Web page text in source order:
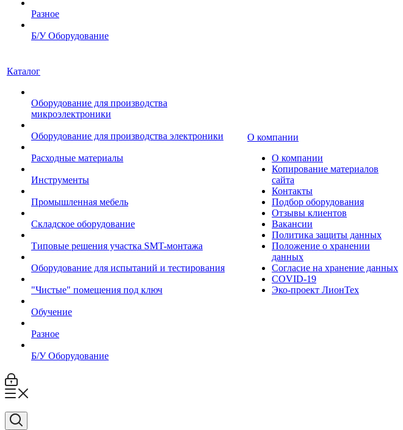
Разное
Б/У Оборудование
Каталог
Оборудование для производства
микроэлектроники
Оборудование для производства электроники
Расходные материалы
Инструменты
Промышленная мебель
Складское оборудование
Типовые решения участка SMT-монтажа
Оборудование для испытаний и тестирования
"Чистые" помещения под ключ
Обучение
Разное
Б/У Оборудование
О компании
О компании
Копирование материалов
сайта
Контакты
Подбор оборудования
Отзывы клиентов
Вакансии
Политика защиты данных
Положение о хранении
данных
Согласие на хранение данных
COVID-19
Эко-проект ЛионТех